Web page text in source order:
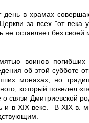
в храмах
за всех "от века
не оставляет без
воинов
об этой субботе
монахах, но
который повелел
Дмитриевской
в XIX веке. В XIX в.